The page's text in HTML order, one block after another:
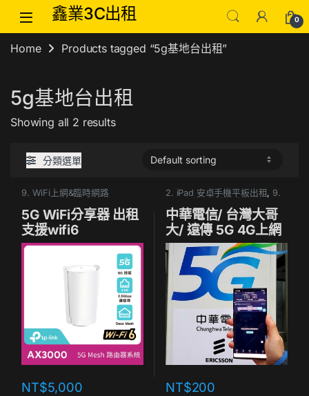
Skip to navigation
Skip to content鑫業3C出租 0
Home Products tagged “5g基地台出租”
5g基地台出租
Showing all 2 results
分類選單
9. WiFi上網&臨時網路
5G WiFi分享器 出租
支援wifi6
NT$5,000
2. iPad 安卓手機平板出租, 9.
WiFi上網&臨時網路
中華電信/ 台灣大哥
大/ 遠傳 5G 4G上網
SIM卡出租
NT$200